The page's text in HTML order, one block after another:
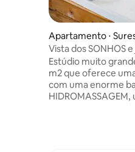
Apartamento ⋅
Vista dos SONHOS
minutos do centro
Estúdio muito
m2 que oferece
com uma enorme
grande, bem como